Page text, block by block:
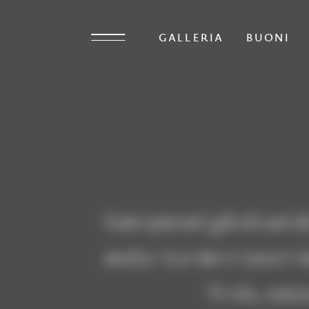
GALLERIA BUONI
Sono passati già
molto ricordare i nostri
Tirolo,